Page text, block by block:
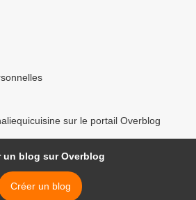
sur le portail Overblog
un blog sur Overblog
Créer un blog